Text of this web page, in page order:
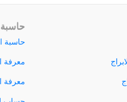
حاسبة
حاسبة
معرفة
معرفة